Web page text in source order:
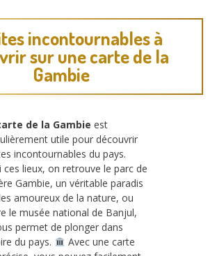
incontournables à
sur une carte de la
Gambie
de la Gambie est
utile pour découvrir
incontournables du pays.
ces lieux, on retrouve le parc de
Gambie, un véritable paradis
amoureux de la nature, ou
le musée national de Banjul,
permet de plonger dans
du pays.
Avec une carte